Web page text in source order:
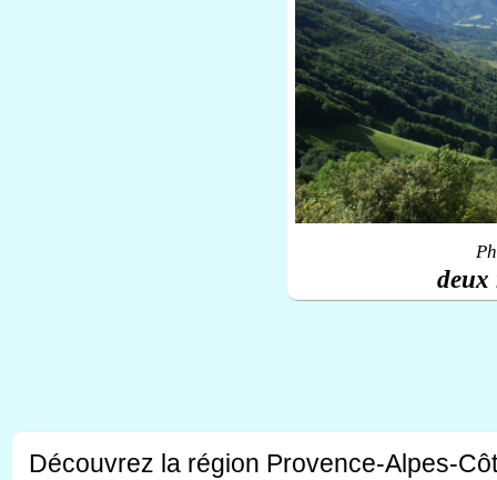
deux
Découvrez la région Provence-Alpes-